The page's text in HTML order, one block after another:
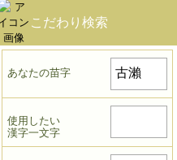
こだわり検索
あなたの苗字
使用したい
漢字一文字